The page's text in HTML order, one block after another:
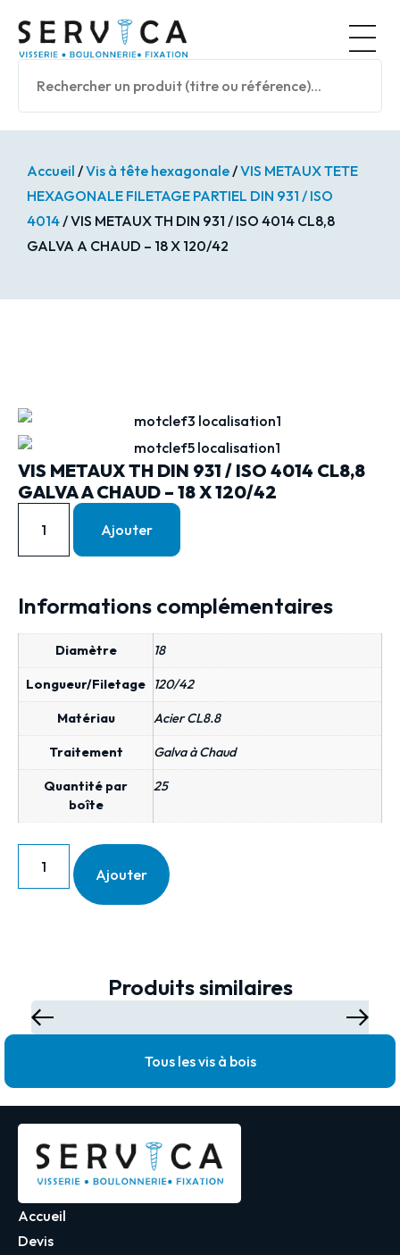
Accueil /Vis à tête hexagonale/VIS METAUX TETE
HEXAGONALE FILETAGE PARTIEL DIN 931 / ISO
4014/ VIS METAUX TH DIN 931 / ISO 4014 CL8,8
GALVA A CHAUD – 18 X 120/42
VIS METAUX TH DIN 931 / ISO 4014 CL8,8
GALVA A CHAUD – 18 X 120/42
Ajouter
Informations complémentaires
Diamètre 18
Longueur/Filetage 120/42
Matériau Acier CL8.8
Traitement Galva à Chaud
Quantité par
boîte
25
Ajouter
Produits similaires
Tous les vis à bois
Accueil
Devis